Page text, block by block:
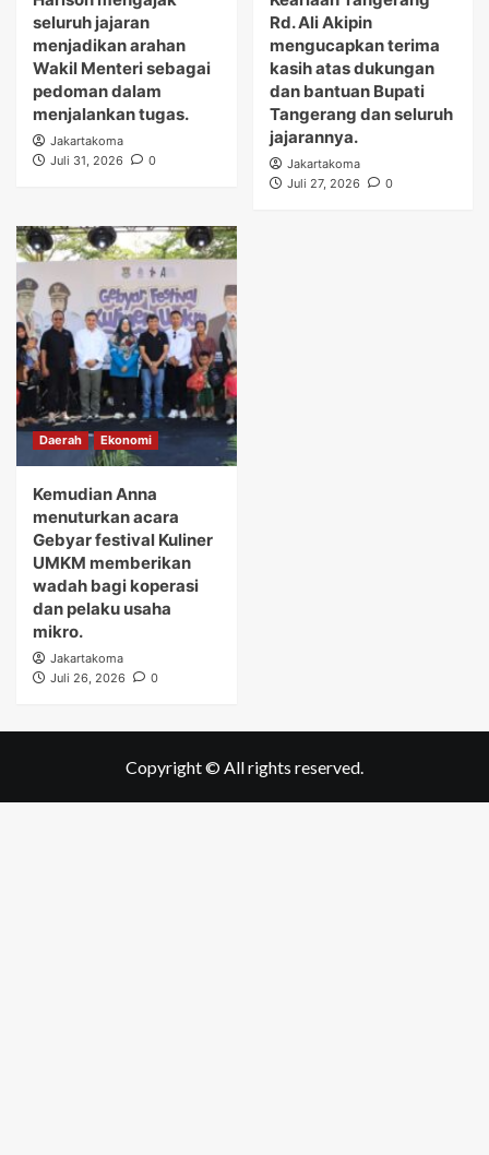
seluruh jajaran
menjadikan arahan
Wakil Menteri sebagai
pedoman dalam
menjalankan tugas.
Jakartakoma
Juli 31, 2026
0
Rd. Ali Akipin
mengucapkan terima
kasih atas dukungan
dan bantuan Bupati
Tangerang dan seluruh
jajarannya.
Jakartakoma
Juli 27, 2026
0
Daerah Ekonomi
Kemudian Anna
menuturkan acara
Gebyar festival Kuliner
UMKM memberikan
wadah bagi koperasi
dan pelaku usaha
mikro.
Jakartakoma
Juli 26, 2026
0
Copyright © All rights reserved.